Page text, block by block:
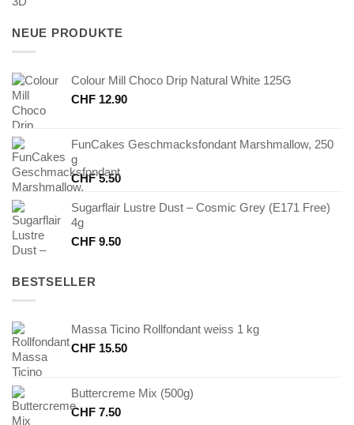
NEUE PRODUKTE
Colour Mill Choco Drip Natural White 125G
CHF 12.90
FunCakes Geschmacksfondant Marshmallow, 250
g
CHF5.50
Sugarflair Lustre Dust – Cosmic Grey (E171 Free)
4g
CHF 9.50
BESTSELLER
Massa Ticino Rollfondant weiss 1 kg
CHF 15.50
Buttercreme Mix (500g)
CHF 7.50